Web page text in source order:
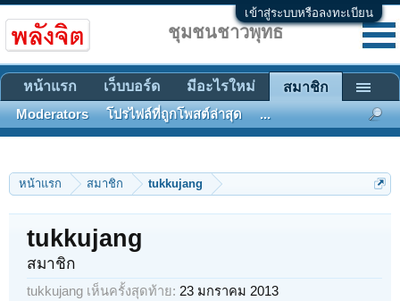
เข้าสู่ระบบหรือลงทะเบียน
หน้าแรก สมาชิก tukkujang
tukkujang
สมาชิก
tukkujang เห็นครั้งสุดท้าย: 23 มกราคม 2013
ชุมชนชาวพุทธ
หน้าแรก เว็บบอร์ด มีอะไรใหม่ สมาชิก
Moderators โปรไฟล์ที่ถูกโพสต์ล่าสุด ...